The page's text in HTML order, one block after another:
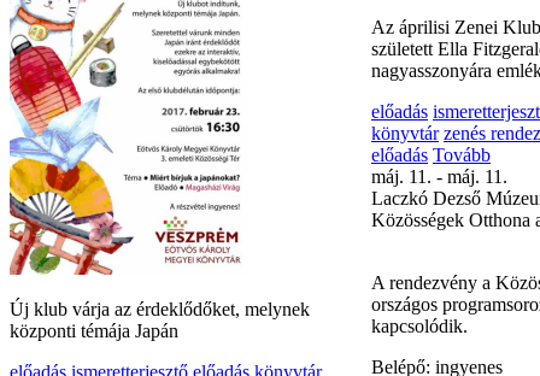
Új klub várja az érdeklődőket, melynek
központi témája Japán
előadás ismeretterjesztő előadás könyvtár
irodalmi rendezvény
előadás Tovább
április 26. szerda
Zenei Klub a
Az áprilisi Zenei
született Ella
nagyasszonyára
könyvtár zenés
előadás Tovább
máj. 11. - máj. 11.
Közösségek Otthona